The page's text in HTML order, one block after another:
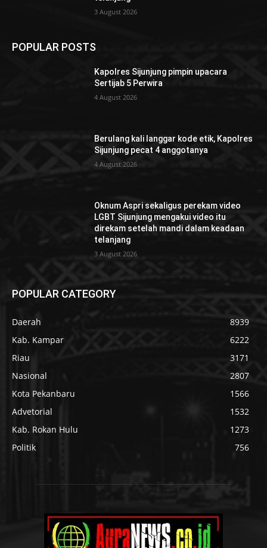
3 August 2026
POPULAR POSTS
Kapolres Sijunjung pimpin upacara
Sertijab 5 Perwira
4 August 2026
Berulang kali langgar kode etik, Kapolres
Sijunjung pecat 4 anggotanya
4 August 2026
Oknum Aspri sekaligus perekam video
LGBT Sijunjung mengakui video itu
direkam setelah mandi dalam keadaan
telanjang
3 August 2026
POPULAR CATEGORY
Daerah
8939
Kab. Kampar
6222
Riau
3171
Nasional
2807
Kota Pekanbaru
1566
Advetorial
1532
Kab. Rokan Hulu
1273
Politik
756